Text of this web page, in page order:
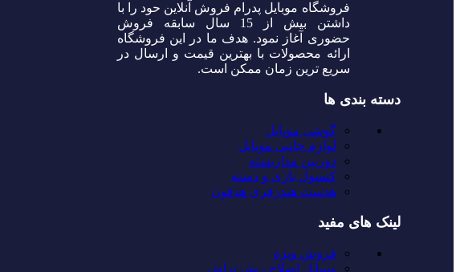
فروشگاه موبایل پدرام فروش آنلاین حود را با
داشتن بیش از 15 سال سابقه فروش
حضوری آغاز نمود. هدف ما در این فروشگاه
ارائه محصولات با بهترین قیمت و ارسال در
سریع ترین زمان ممکن است.
دسته بندی ها
گوشی موبایل
لوازم جانبی موبایل
دوربین مداربسته
کنسول بازی و دسته
هدست هندزفری هدفون
لینک های مفید
فروش ویژه
وسایل اصلاح ریش تراش